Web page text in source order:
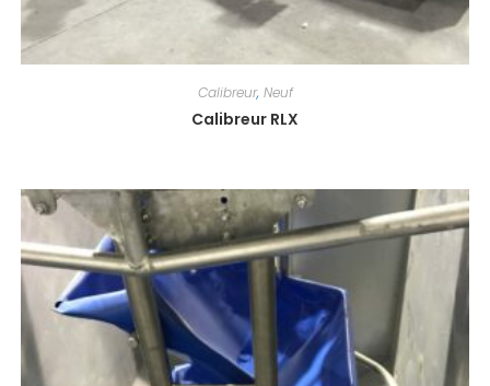
Calibreur, Neuf
Calibreur RLX